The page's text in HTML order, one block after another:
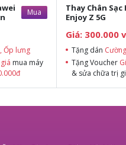
Mua
Ốp lưng
mua máy
Thay Chân Sạc
Enjoy Z 5G
Giá: 300.000
Tặng dán
Tặng Voucher
& sửa chữa trị